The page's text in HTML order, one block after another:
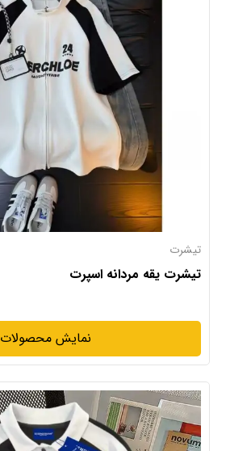
تیشرت
تیشرت یقه مردانه اسپرت
نمایش محصولات